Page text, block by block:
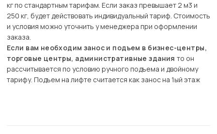
кг по стандартным тарифам. Если заказ превышает 2 м3 и
250 кг, будет действовать индивидуальный тариф. Стоимость
и условия можно уточнить у менеджера при оформлении
заказа.
Если вам необходим занос и подъем в бизнес-центры,
торговые центры, административные здания то он
рассчитывается по условию ручного подъема и двойному
тарифу. Подъем на лифте считается как занос на 1ый этаж